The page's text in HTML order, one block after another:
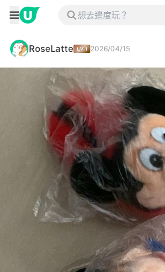
RoseLatte 2026/04/15